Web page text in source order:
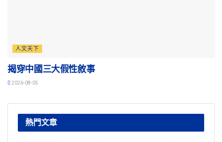
人文天下
揭穿中國三大假性敘事
2026-08-05
熱門文章